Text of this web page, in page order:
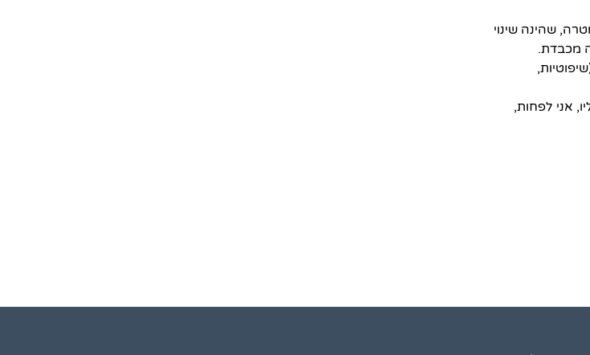
שהינה שינוי
מכבדת.
אני לפחות,